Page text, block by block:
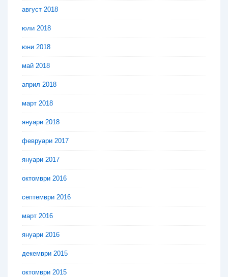
август 2018
юли 2018
юни 2018
май 2018
април 2018
март 2018
януари 2018
февруари 2017
януари 2017
октомври 2016
септември 2016
март 2016
януари 2016
декември 2015
октомври 2015